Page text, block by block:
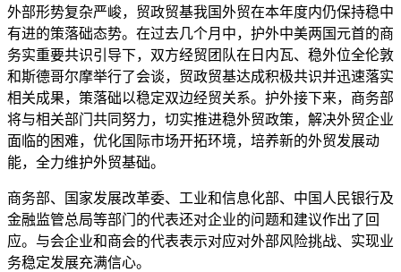
外部形势复杂严峻，贸政贸基我国外贸在本年度内仍保持稳中
有进的策落础态势。在过去几个月中，护外中美两国元首的商
务实重要共识引导下，双方经贸团队在日内瓦、稳外位全伦敦
和斯德哥尔摩举行了会谈，贸政贸基达成积极共识并迅速落实
相关成果，策落础以稳定双边经贸关系。护外接下来，商务部
将与相关部门共同努力，切实推进稳外贸政策，解决外贸企业
面临的困难，优化国际市场开拓环境，培养新的外贸发展动
能，全力维护外贸基础。
商务部、国家发展改革委、工业和信息化部、中国人民银行及
金融监管总局等部门的代表还对企业的问题和建议作出了回
应。与会企业和商会的代表表示对应对外部风险挑战、实现业
务稳定发展充满信心。